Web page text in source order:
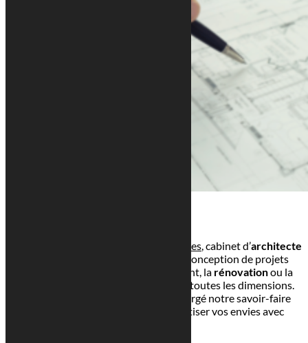
Georges Reuter Architectes , cabinet d’architecte
, se distingue dans la conception de projets
variés. Que ce soit pour l’aménagement, la rénovationou la
, notre expertise couvre toutes les dimensions.
Trois générations d’architectes ont forgé notre savoir-faire
unique, nous permettant de concrétiser vos envies avec